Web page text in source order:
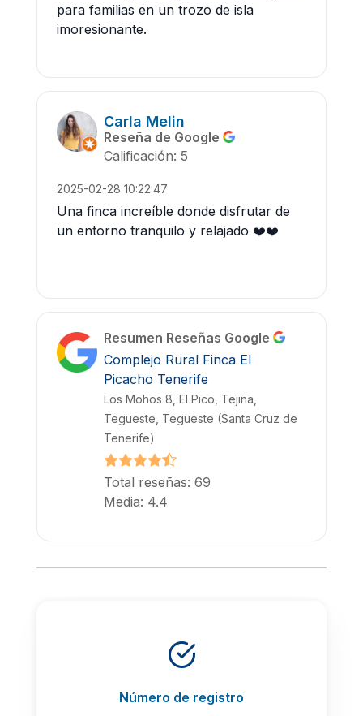
para familias en un trozo de isla
imoresionante.
Carla Melin
Reseña de Google
Calificación: 5
2025-02-28 10:22:47
Una finca increíble donde disfrutar de
un entorno tranquilo y relajado ❤️❤️
Resumen Reseñas Google
Complejo Rural Finca El
Picacho Tenerife
Los Mohos 8, El Pico, Tejina,
Tegueste, Tegueste (Santa Cruz de
Tenerife)
Total reseñas: 69
Media: 4.4
Número de registro